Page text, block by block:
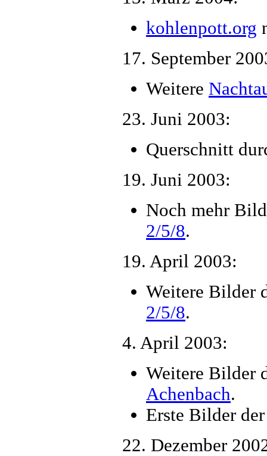
kohlenpott.org
17. September
Weitere
23. Juni 2003:
Querschnitt
19. Juni 2003:
Noch mehr
2/5/8.
19. April 2003:
Weitere Bilder
2/5/8.
4. April 2003:
Weitere Bilder
Achenbach.
Erste Bilder
22. Dezember